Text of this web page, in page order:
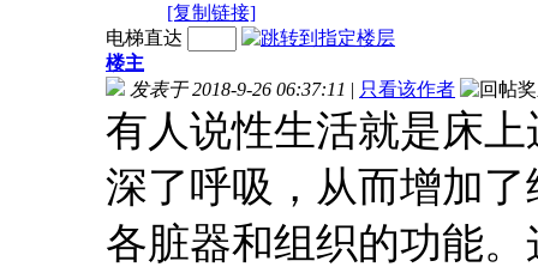
[复制链接]
电梯直达
楼主
发表于 2018-9-26 06:37:11 | 只看该作者
有人说性生活就是床
深了呼吸，从而增加
各脏器和组织的功能